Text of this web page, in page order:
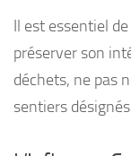
Il est essentiel
préserver son
déchets, ne pas
sentiers